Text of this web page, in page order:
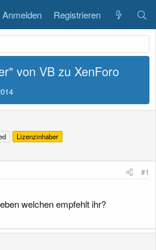
Anmelden Registrieren
von VB zu XenForo
Lizenzinhaber
#1
welchen empfehlt ihr?